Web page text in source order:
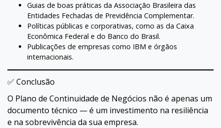
Guias de boas práticas da Associação Brasileira das
Entidades Fechadas de Previdência Complementar.
Políticas públicas e corporativas, como as da Caixa
Econômica Federal e do Banco do Brasil.
Publicações de empresas como IBM e órgãos
internacionais.
✅ Conclusão
O Plano de Continuidade de Negócios não é apenas um
documento técnico — é um investimento na resiliência
e na sobrevivência da sua empresa.